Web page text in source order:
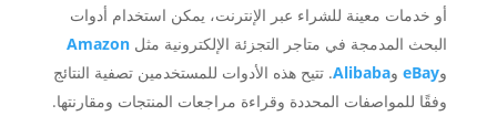
أو خدمات معينة للشراء عبر الإنترنت، يمكن استخدام أدوات
البحث المدمجة في متاجر التجزئة الإلكترونية مثل Amazon
وeBayوAlibaba. تتيح هذه الأدوات للمستخدمين تصفية النتائج
وفقًا للمواصفات المحددة وقراءة مراجعات المنتجات ومقارنتها.